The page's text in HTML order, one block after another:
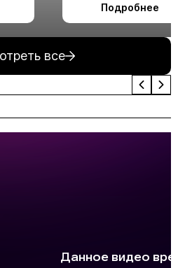
измельчения
Подробнее
все